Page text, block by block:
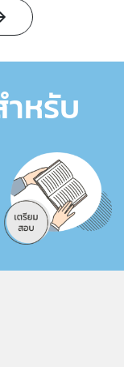
ำหรับ